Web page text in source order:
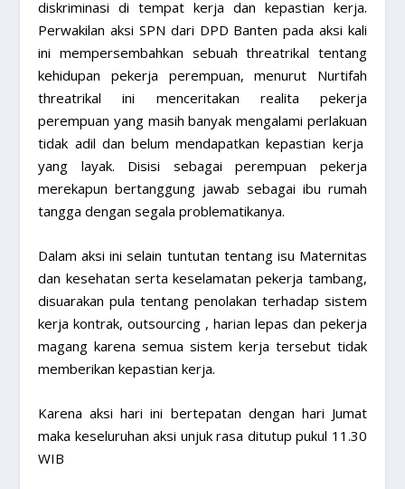
diskriminasi di tempat kerja dan kepastian kerja.
Perwakilan aksi SPN dari DPD Banten pada aksi kali
ini mempersembahkan sebuah threatrikal tentang
kehidupan pekerja perempuan, menurut Nurtifah
threatrikal ini menceritakan realita pekerja
perempuan yang masih banyak mengalami perlakuan
tidak adil dan belum mendapatkan kepastian kerja
yang layak. Disisi sebagai perempuan pekerja
merekapun bertanggung jawab sebagai ibu rumah
tangga dengan segala problematikanya.
Dalam aksi ini selain tuntutan tentang isu Maternitas
dan kesehatan serta keselamatan pekerja tambang,
disuarakan pula tentang penolakan terhadap sistem
kerja kontrak,outsourcing , harian lepas dan pekerja
magang karena semua sistem kerja tersebut tidak
memberikan kepastian kerja.
Karena aksi hari ini bertepatan dengan hari Jumat
maka keseluruhan aksi unjuk rasa ditutup pukul 11.30
WIB